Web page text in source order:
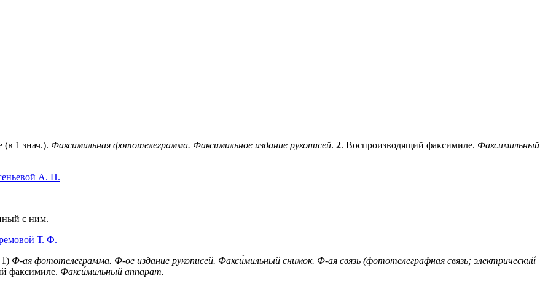
1 знач.). Факсимильная фототелеграмма. Факсимильное издание рукописей. 2. Воспроизводящий факсимиле. Факсимильный
А. П.
с ним.
Т. Ф.
1) Ф-ая фототелеграмма. Ф-ое издание рукописей. Факси́мильный снимок. Ф-ая связь (фототелеграфная связь; электрический
факсимиле. Факси́мильный аппарат.